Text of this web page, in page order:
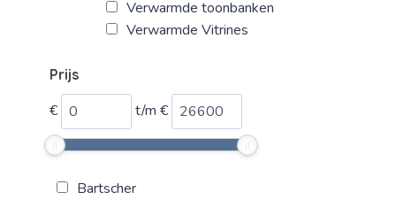
Verwarmde toonbanken
Verwarmde Vitrines
Prijs
€ t/m €
Bartscher